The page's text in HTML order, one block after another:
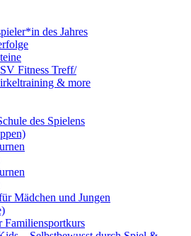
des Jahres
Fitness Treff/
& more
des Spielens
Mädchen und Jungen